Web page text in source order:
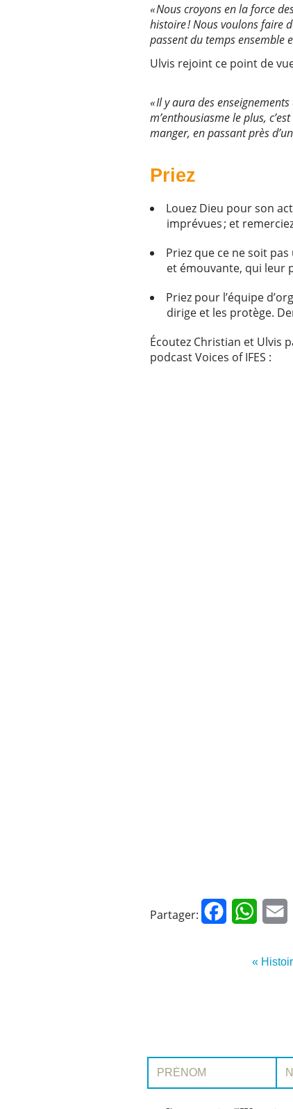
« Nous croyons en la force
histoire ! Nous voulons faire
passent du temps ensemble
Ulvis rejoint ce point de
« Il y aura des
m’enthousiasme le plus,
manger, en passant près
Priez
Louez Dieu pour son
imprévues ; et
Priez que ce ne soit
et émouvante, qui leur
Priez pour l’équipe
dirige et les protège.
Écoutez Christian et Ulvis
podcast Voices of IFES :
Partager: Facebook
«
Prénom: